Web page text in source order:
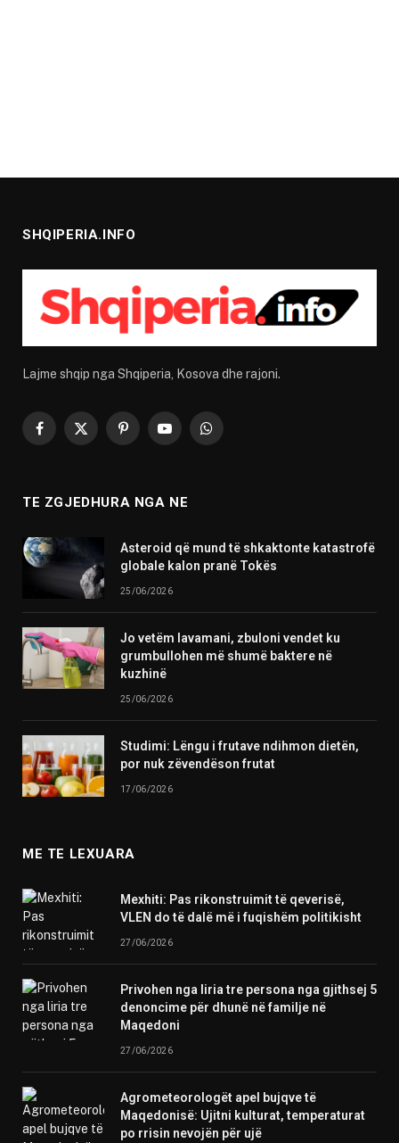
SHQIPERIA.INFO
Lajme shqip nga Shqiperia, Kosova dhe rajoni.
Facebook
X
PinterestYouTubeWhatsApp
TE ZGJEDHURA NGA NE
Asteroid që mund të shkaktonte katastrofë
globale kalon pranë Tokës
25/06/2026
Jo vetëm lavamani, zbuloni vendet ku
grumbullohen më shumë baktere në
kuzhinë
25/06/2026
Studimi: Lëngu i frutave ndihmon dietën,
por nuk zëvendëson frutat
17/06/2026
ME TE LEXUARA
Mexhiti: Pas rikonstruimit të qeverisë,
VLEN do të dalë më i fuqishëm politikisht
27/06/2026
Privohen nga liria tre persona nga gjithsej 5
denoncime për dhunë në familje në
Maqedoni
27/06/2026
Agrometeorologët apel bujqve të
Maqedonisë: Ujitni kulturat, temperaturat
po rrisin nevojën për ujë